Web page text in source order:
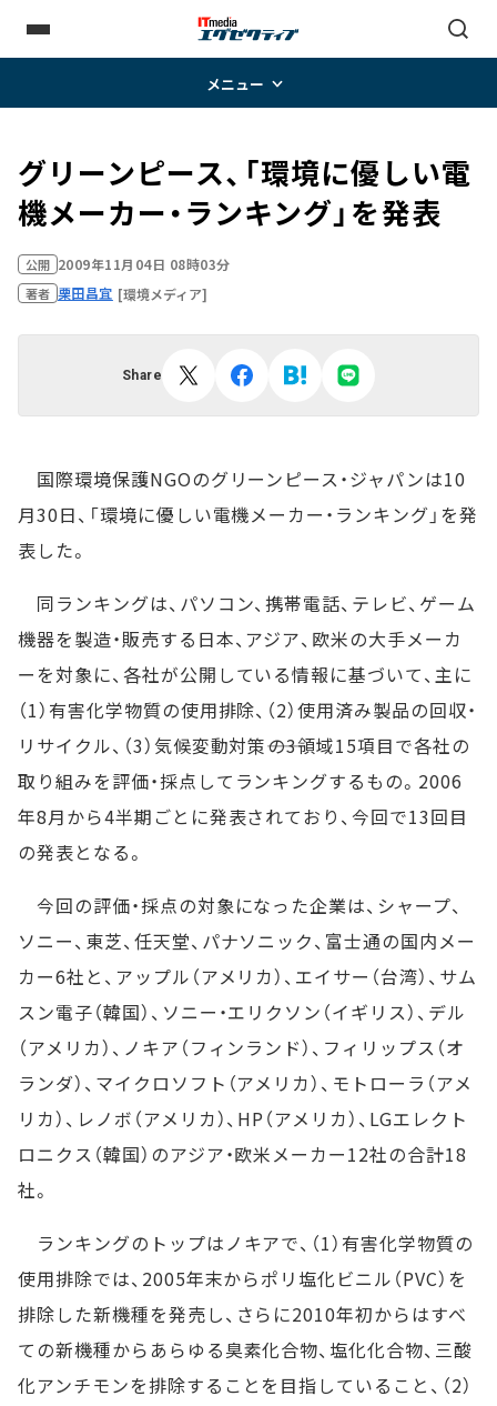
メニュー
グリーンピース、「環境に優しい電
機メーカー・ランキング」を発表
公開 2009年11月04日 08時03分
著者 栗田昌宜 [環境メディア]
Share
国際環境保護NGOのグリーンピース・ジャパンは10
月30日、「環境に優しい電機メーカー・ランキング」を発
表した。
同ランキングは、パソコン、携帯電話、テレビ、ゲーム
機器を製造・販売する日本、アジア、欧米の大手メーカ
ーを対象に、各社が公開している情報に基づいて、主に
（1）有害化学物質の使用排除、（2）使用済み製品の回収・
リサイクル、（3）気候変動対策――の3領域15項目で各社の
取り組みを評価・採点してランキングするもの。2006
年8月から4半期ごとに発表されており、今回で13回目
の発表となる。
今回の評価・採点の対象になった企業は、シャープ、
ソニー、東芝、任天堂、パナソニック、富士通の国内メー
カー6社と、アップル（アメリカ）、エイサー（台湾）、サム
スン電子（韓国）、ソニー・エリクソン（イギリス）、デル
（アメリカ）、ノキア（フィンランド）、フィリップス（オ
ランダ）、マイクロソフト（アメリカ）、モトローラ（アメ
リカ）、レノボ（アメリカ）、HP（アメリカ）、LGエレクト
ロニクス（韓国）のアジア・欧米メーカー12社の合計18
社。
ランキングのトップはノキアで、（1）有害化学物質の
使用排除では、2005年末からポリ塩化ビニル（PVC）を
排除した新機種を発売し、さらに2010年初からはすべ
ての新機種からあらゆる臭素化合物、塩化化合物、三酸
化アンチモンを排除することを目指していること、（2）